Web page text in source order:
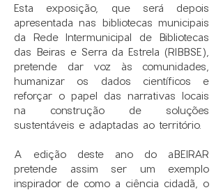
Esta exposição, que será depois
apresentada nas bibliotecas municipais
da Rede Intermunicipal de Bibliotecas
das Beiras e Serra da Estrela (RIBBSE),
pretende dar voz às comunidades,
humanizar os dados científicos e
reforçar o papel das narrativas locais
na construção de soluções
sustentáveis e adaptadas ao território.​
A edição deste ano do aBEIRAR
pretende assim ser um exemplo
inspirador de como a ciência cidadã, o